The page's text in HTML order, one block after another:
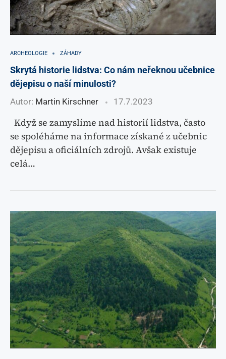
ARCHEOLOGIE ZÁHADY
Skrytá historie lidstva: Co nám neřeknou učebnice
dějepisu o naší minulosti?
Autor: Martin Kirschner 17.7.2023
Když se zamyslíme nad historií lidstva, často
se spoléháme na informace získané z učebnic
dějepisu a oficiálních zdrojů. Avšak existuje
celá…